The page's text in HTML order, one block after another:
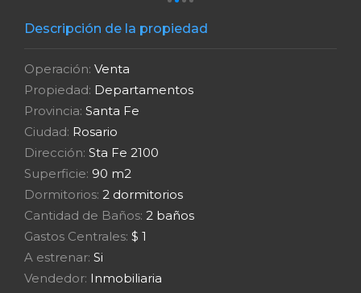
Descripción de la propiedad
Operación: Venta
Propiedad: Departamentos
Provincia: Santa Fe
Ciudad: Rosario
Dirección: Sta Fe 2100
Superficie: 90 m2
Dormitorios: 2 dormitorios
Cantidad de Baños: 2 baños
Gastos Centrales: $ 1
A estrenar: Si
Vendedor: Inmobiliaria